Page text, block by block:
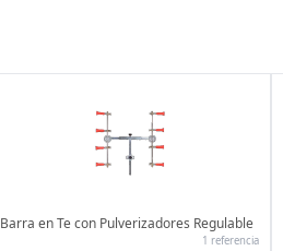
Barra en Te con Pulverizadores Regulable
1 referencia